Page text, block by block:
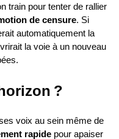
train pour tenter de rallier
de censure. Si
automatiquement la
la voie à un nouveau
?
voix au sein même de
rapide pour apaiser